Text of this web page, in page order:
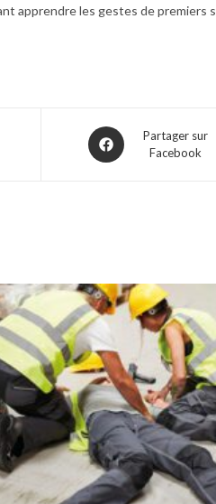
apprendre les gestes de premiers
Opens
in
Partager sur
Facebook